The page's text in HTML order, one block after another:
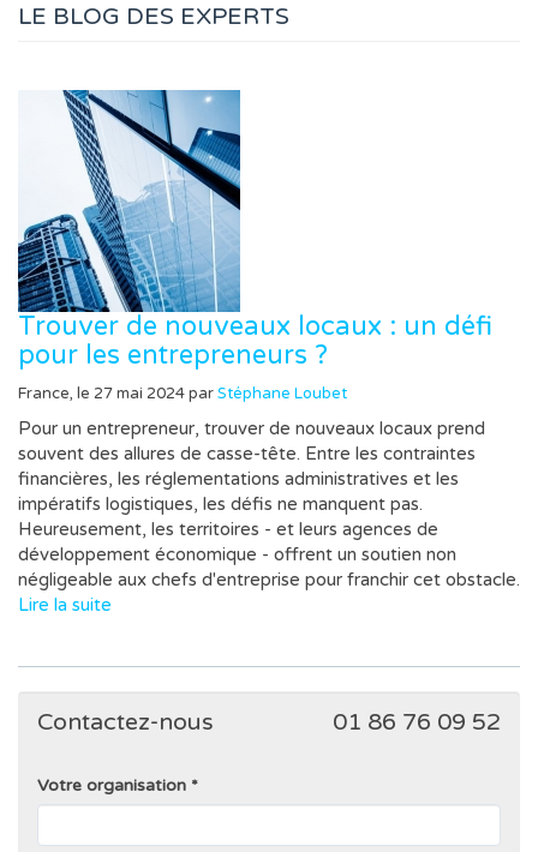
LE BLOG DES EXPERTS
Trouver de nouveaux locaux : un défi
pour les entrepreneurs ?
France, le 27 mai 2024 parStéphane Loubet
Pour un entrepreneur, trouver de nouveaux locaux prend
souvent des allures de casse-tête. Entre les contraintes
financières, les réglementations administratives et les
impératifs logistiques, les défis ne manquent pas.
Heureusement, les territoires - et leurs agences de
développement économique - offrent un soutien non
négligeable aux chefs d'entreprise pour franchir cet obstacle.
Lire la suite
Contactez-nous 01 86 76 09 52
Votre organisation